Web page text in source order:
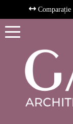
Comparație